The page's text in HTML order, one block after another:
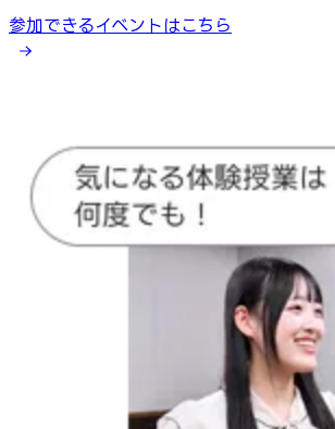
参加できるイベントはこちら